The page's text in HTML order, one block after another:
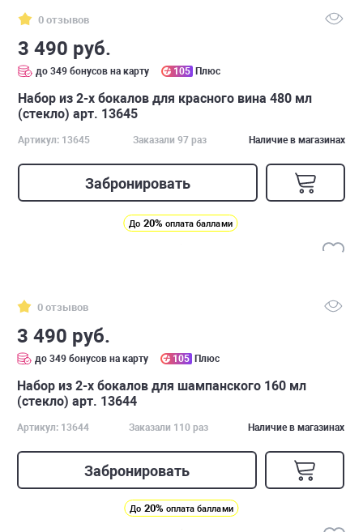
0 отзывов
3 490 руб.
до 349 бонусов на карту 105 Плюс
Набор из 2-х бокалов для красного вина 480 мл
(стекло) арт. 13645
Артикул: 13645 Заказали 97 раз Наличие в магазинах
Забронировать
До 20% оплата баллами
0 отзывов
3 490 руб.
до 349 бонусов на карту 105 Плюс
Набор из 2-х бокалов для шампанского 160 мл
(стекло) арт. 13644
Артикул: 13644 Заказали 110 раз Наличие в магазинах
Забронировать
До 20% оплата баллами